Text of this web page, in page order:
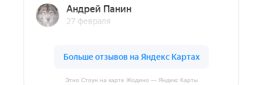
Этно Стоун на карте Жодино — Яндекс Карты